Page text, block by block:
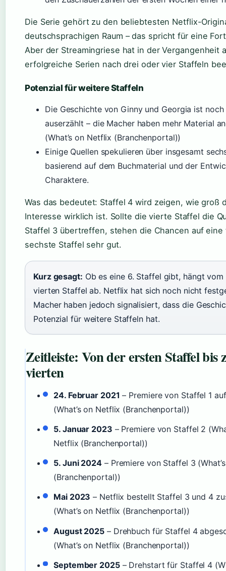
Die Serie gehört zu den beliebtesten Netflix-
deutschsprachigen Raum – das spricht für eine
Aber der Streamingriese hat in der Vergangenheit
erfolgreiche Serien nach drei oder vier Staffeln
Potenzial für weitere Staffeln
Die Geschichte von Ginny und Georgia ist
auserzählt – die Macher haben mehr Material
(What’s on Netflix (Branchenportal))
Einige Quellen spekulieren über insgesamt
basierend auf dem Buchmaterial und der
Charaktere.
Was das bedeutet: Staffel 4 wird zeigen, wie groß
Interesse wirklich ist. Sollte die vierte Staffel die
Staffel 3 übertreffen, stehen die Chancen auf eine
sechste Staffel sehr gut.
Kurz gesagt: Ob es eine 6. Staffel gibt, hängt
vierten Staffel ab. Netflix hat sich noch nicht
Macher haben jedoch signalisiert, dass die
Potenzial für weitere Staffeln hat.
Zeitleiste: Von der ersten Staffel bis
vierten
24. Februar 2021 – Premiere von Staffel 1
(What’s on Netflix (Branchenportal))
5. Januar 2023 – Premiere von Staffel 2
Netflix (Branchenportal))
5. Juni 2024 – Premiere von Staffel 3
(Branchenportal))
Mai 2023 – Netflix bestellt Staffel 3 und 4
(What’s on Netflix (Branchenportal))
August 2025 – Drehbuch für Staffel 4
(What’s on Netflix (Branchenportal))
September 2025– Drehstart für Staffel 4